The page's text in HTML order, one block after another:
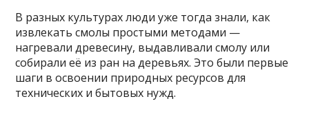
В разных культурах люди уже тогда знали, как
извлекать смолы простыми методами —
нагревали древесину, выдавливали смолу или
собирали её из ран на деревьях. Это были первые
шаги в освоении природных ресурсов для
технических и бытовых нужд.